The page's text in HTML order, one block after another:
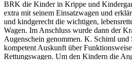
BRK die Kinder in Krippe und
extra mit seinem Einsatzwagen und
und kindgerecht die wichtigen,
Wagen. Im Anschluss wurde dann der
Augenschein genommen. K. Schiml und
kompetent Auskunft über
Rettungswagen. Um den Kindern die